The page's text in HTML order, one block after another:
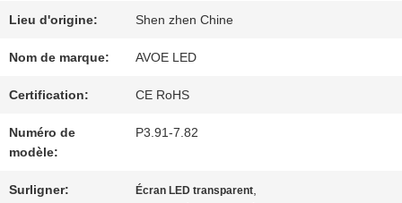
CONTRÔLE
DE
Lieu d'origine: Shen zhen Chine
Nom de marque: AVOE LED
Certification: CE RoHS
Numéro de
modèle:
P3.91-7.82
Surligner: Écran LED transparent,